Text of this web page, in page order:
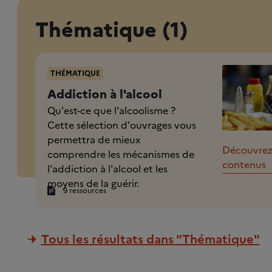
Thématique (1)
THÉMATIQUE
Addiction à l'alcool
Qu'est-ce que l'alcoolisme ?
Cette sélection d'ouvrages vous
permettra de mieux
comprendre les mécanismes de
l'addiction à l'alcool et les
moyens de la guérir.
9 ressources
contenus
Tous les résultats dans "Thématique"